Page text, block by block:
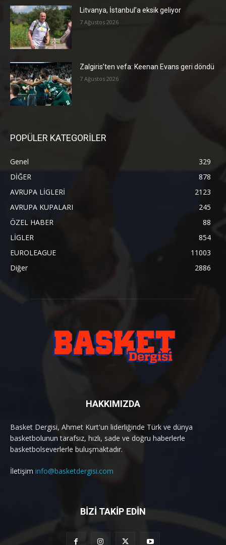
Litvanya, İstanbul’a eksik geliyor
7 Ağustos 2026
Zalgiris’ten vefa: Keenan Evans geri döndü
7 Ağustos 2026
POPÜLER KATEGORİLER
Genel
329
DİĞER
878
AVRUPA LİGLERİ
2123
AVRUPA KUPALARI
245
ÖZEL HABER
88
LİGLER
854
EUROLEAGUE
11003
Diğer
2886
HAKKIMIZDA
Basket Dergisi, Ahmet Kurt'un liderliğinde Türk ve dünya
basketbolunun tarafsız, hızlı, sade ve doğru haberlerle
basketbolseverlerle buluşmaktadır.
İletişim info@basketdergisi.com
BİZİ TAKİP EDİN